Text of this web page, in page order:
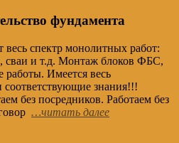
фундамента
спектр монолитных работ:
сваи и т.д. Монтаж блоков ФБС,
работы. Имеется весь
знания!!!
без посредников. Работаем без
…читать далее